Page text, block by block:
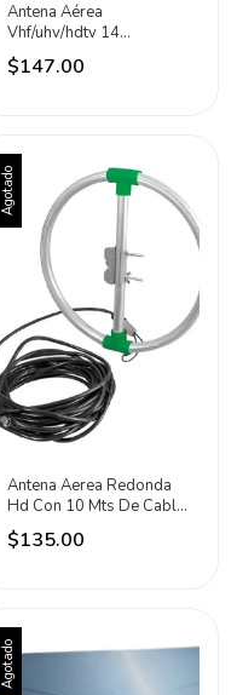
Antena Aérea
Vhf/uhv/hdtv 14
Elementos Lion Tools
$147.00
Agotado
Antena Aerea Redonda
Hd Con 10 Mts De Cable
Lion Tools Plateado
$135.00
Agotado